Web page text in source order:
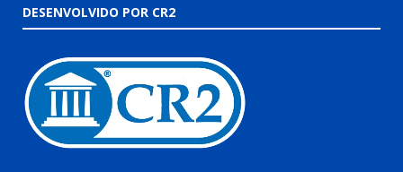
DESENVOLVIDO POR CR2